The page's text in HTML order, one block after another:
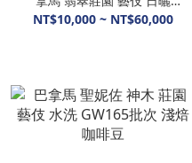
Nido 冠軍DNA 淺焙
NT$10,000 ~ NT$60,000